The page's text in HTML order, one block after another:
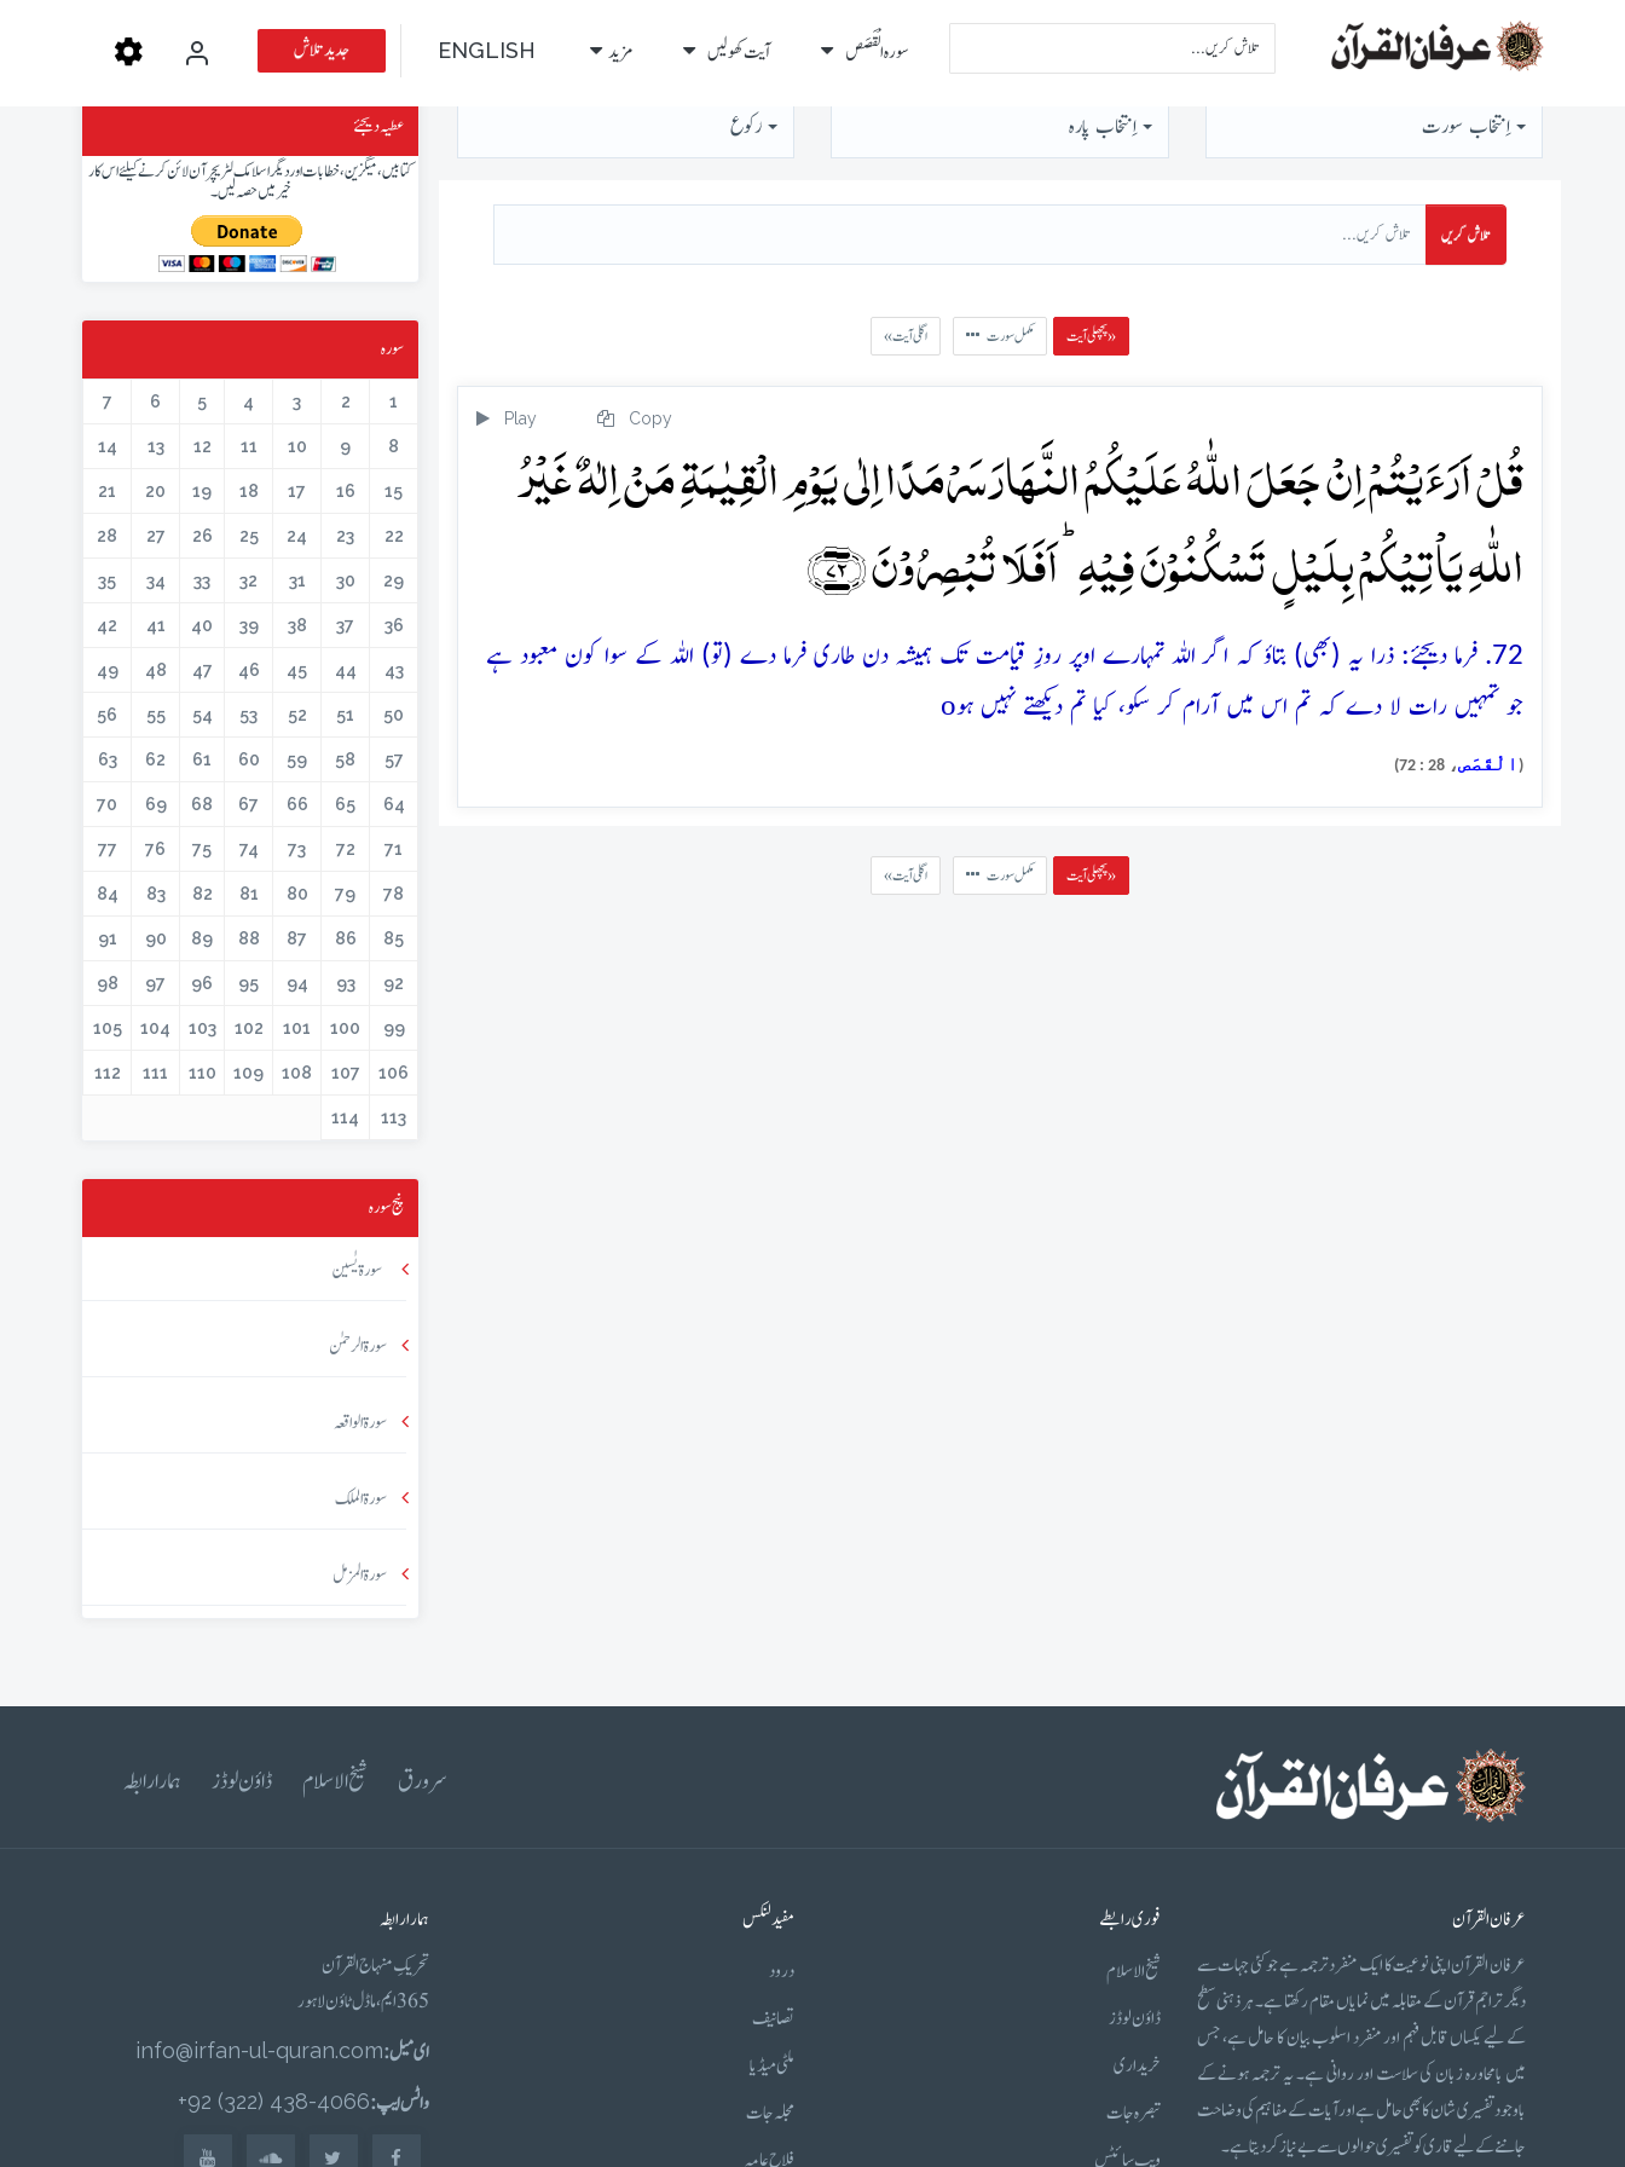
سورہ الْقَصَص آیت کھولیں مزید ENGLISH جدید تلاش
اِنتخاب سورت اِنتخاب پارہ رُكوع
تلاش کریں
پچھلی آیت » مکمل سورت « اگلی آیت
Play Copy
قُلۡ اَرَءَیۡتُمۡ اِنۡ جَعَلَ اللّٰہُ عَلَیۡکُمُ النَّہَارَ سَرۡمَدًا اِلٰی یَوۡمِ الۡقِیٰمَۃِ مَنۡ اِلٰہٌ غَیۡرُ
اللّٰہِ یَاۡتِیۡکُمۡ بِلَیۡلٍ تَسۡکُنُوۡنَ فِیۡہِ ؕ اَفَلَا تُبۡصِرُوۡنَ ﴿۷۲﴾
72. فرما دیجئے: ذرا یہ (بھی) بتاؤ کہ اگر اللہ تمہارے اوپر روزِ قیامت تک ہمیشہ دن طاری فرما دے (تو) اللہ کے سوا کون معبود ہے
جو تمہیں رات لا دے کہ تم اس میں آرام کر سکو، کیا تم دیکھتے نہیں ہوo
( الْقَصَص، 28 : 72)
پچھلی آیت » مکمل سورت « اگلی آیت
عطیہ دیجئے
کتابیں، میگزین، خطابات اور دیگر اسلامک لٹریچر آن لائن کرنے کیلئے اس کار
خیر میں حصہ لیں۔
سورہ
1
2
3
4
5
6
7
8
9
10
11
12
13
14
15
16
17
18
19
20
21
22
23
24
25
26
27
28
29
30
31
32
33
34
35
36
37
38
39
40
41
42
43
44
45
46
47
48
49
50
51
52
53
54
55
56
57
58
59
60
61
62
63
64
65
66
67
68
69
70
71
72
73
74
75
76
77
78
79
80
81
82
83
84
85
86
87
88
89
90
91
92
93
94
95
96
97
98
99
100
101
102
103
104
105
106
107
108
109
110
111
112
113
114
پنج سورہ
سورۃ یٰسین
سورۃ الرحمٰن
سورۃ الواقعہ
سورۃ الملک
سورۃ المزمل
سرورق شیخ الاسلام ڈاؤن لوڈز ہمارا رابطہ
عرفان القرآن
عرفان القرآن اپنی نوعیت کا ایک منفرد ترجمہ ہے جو کئی جہات سے
دیگر تراجم قرآن کے مقابلہ میں نمایاں مقام رکھتا ہے۔ ہر ذہنی سطح
کے لیے یکساں قابل فہم اور منفرد اسلوب بیان کا حامل ہے، جس
میں بامحاورہ زبان کی سلاست اور روانی ہے۔ یہ ترجمہ ہونے کے
باوجود تفسیری شان کا بھی حامل ہے اور آیات کے مفاہیم کی وضاحت
جاننے کے لیے قاری کو تفسیری حوالوں سے بے نیاز کر دیتا ہے۔
فوری رابطے
شیخ الاسلام
ڈاؤن لوڈز
خریداری
تبصرہ جات
ویب سائٹس
مفید لنکس
درود
تصانیف
ملٹی میڈیا
مجلہ جات
فلاح عامہ
ہمارا رابطہ
تحریکِ منہاج القرآن
365 ایم، ماڈل ٹاؤن لاہور
ای میل :info@irfan-ul-quran.com
واٹس ایپ :4066-438 (322) 92+